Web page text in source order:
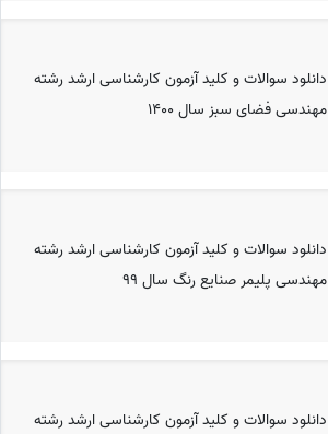
دانلود سوالات و کلید آزمون کارشناسی ارشد رشته
مهندسی فضای سبز سال 1400
دانلود سوالات و کلید آزمون کارشناسی ارشد رشته
مهندسی پلیمر صنایع رنگ سال 99
دانلود سوالات و کلید آزمون کارشناسی ارشد رشته